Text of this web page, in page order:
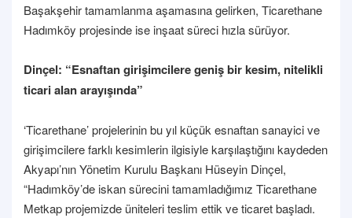
Başakşehir tamamlanma aşamasına gelirken, Ticarethane
Hadımköy projesinde ise inşaat süreci hızla sürüyor.
Dinçel: “Esnaftan girişimcilere geniş bir kesim, nitelikli
ticari alan arayışında”
‘Ticarethane’ projelerinin bu yıl küçük esnaftan sanayici ve
girişimcilere farklı kesimlerin ilgisiyle karşılaştığını kaydeden
Akyapı’nın Yönetim Kurulu Başkanı Hüseyin Dinçel,
“Hadımköy’de iskan sürecini tamamladığımız Ticarethane
Metkap projemizde üniteleri teslim ettik ve ticaret başladı.